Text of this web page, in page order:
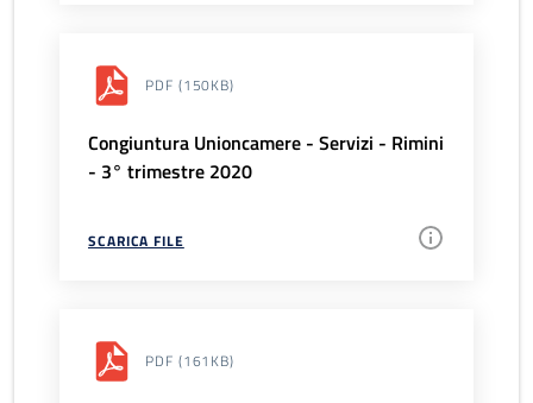
PDF (150KB)
Congiuntura Unioncamere - Servizi - Rimini
- 3° trimestre 2020
SCARICA FILE
PDF (161KB)